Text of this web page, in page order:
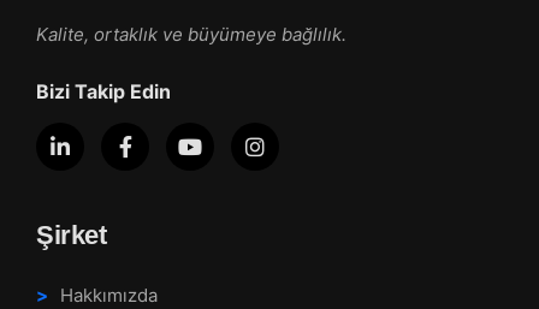
Kalite, ortaklık ve büyümeye bağlılık.
Bizi Takip Edin
Şirket
Hakkımızda